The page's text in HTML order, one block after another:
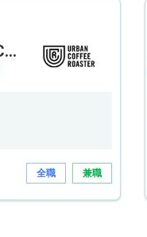
廚師 Commis / Demi Chef (全職/ 兼職) (工作地點:中環)
全職 兼職